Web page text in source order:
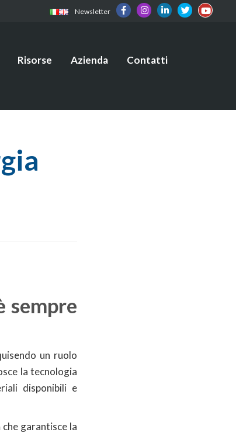
Newsletter
Risorse Azienda Contatti
sempre
un ruolo
la tecnologia
disponibili e
che garantisce la